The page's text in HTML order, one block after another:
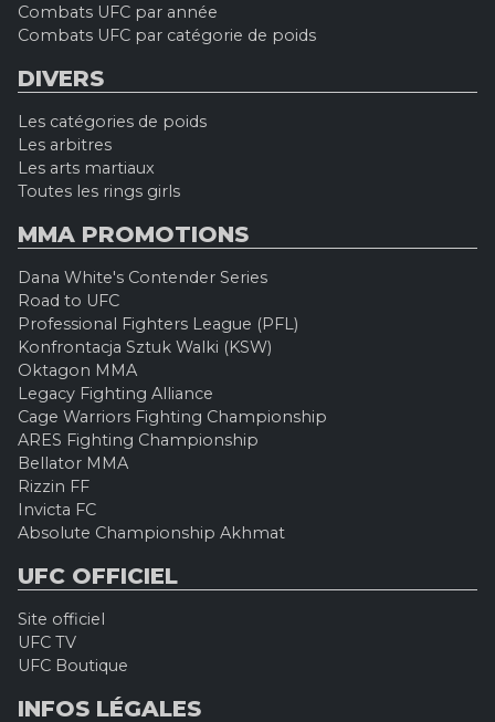
Combats UFC par année
Combats UFC par catégorie de poids
DIVERS
Les catégories de poids
Les arbitres
Les arts martiaux
Toutes les rings girls
MMA PROMOTIONS
Dana White's Contender Series
Road to UFC
Professional Fighters League (PFL)
Konfrontacja Sztuk Walki (KSW)
Oktagon MMA
Legacy Fighting Alliance
Cage Warriors Fighting Championship
ARES Fighting Championship
Bellator MMA
Rizzin FF
Invicta FC
Absolute Championship Akhmat
UFC OFFICIEL
Site officiel
UFC TV
UFC Boutique
INFOS LÉGALES